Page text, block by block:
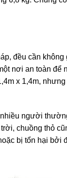
đều cần
nơi an toàn để
x 1,4m,
người
chuồng thỏ
bị tổn hại bởi